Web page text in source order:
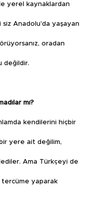
yerel kaynaklardan
siz Anadolu’da yaşayan
oradan
değildir.
mı?
kendilerini hiçbir
yere ait değilim,
Ama Türkçeyi de
tercüme yaparak